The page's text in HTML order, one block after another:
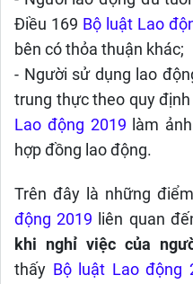
Điều 169 Bộ luật Lao
bên có thỏa thuận khác;
- Người sử dụng lao
trung thực theo quy
Lao động 2019 làm
hợp đồng lao động.
Trên đây là những
động 2019 liên quan
khi nghỉ việc của
thấy Bộ luật Lao động